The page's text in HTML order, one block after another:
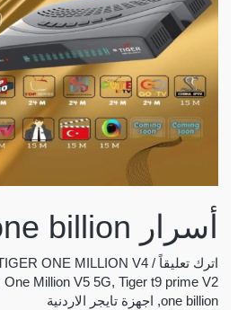
أسرار Tiger one billion
اترك تعليقاً /
ONE MILLION V4
One Million V5 5G, Tiger t9 prime V2
one billion
, اجهزة تايجر الاردنية